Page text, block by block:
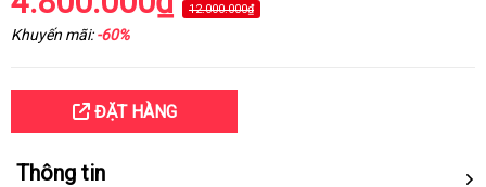
12.000.000₫
Khuyến mãi:-60%
ĐẶT HÀNG
Thông tin